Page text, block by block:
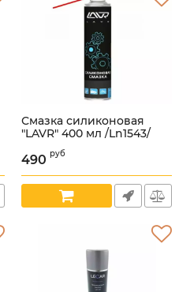
Смазка силиконовая
"LAVR" 400 мл /Ln1543/
Артикул: 00000003835
490 руб